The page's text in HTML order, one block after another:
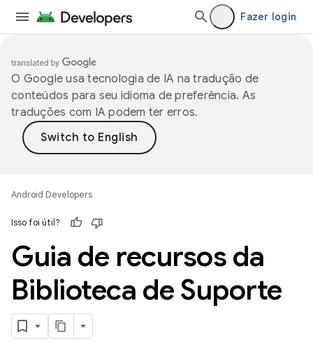
Fazer login
O Google usa tecnologia de IA na tradução de
conteúdos para seu idioma de preferência. As
traduções com IA podem ter erros.
Android Developers
Isso foi útil?
Guia de recursos da
Biblioteca de Suporte